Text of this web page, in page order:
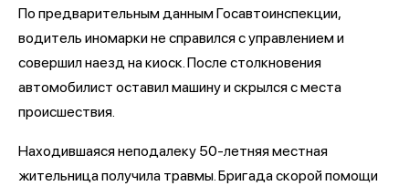
По предварительным данным Госавтоинспекции,
водитель иномарки не справился с управлением и
совершил наезд на киоск. После столкновения
автомобилист оставил машину и скрылся с места
происшествия.
Находившаяся неподалеку 50-летняя местная
жительница получила травмы. Бригада скорой помощи